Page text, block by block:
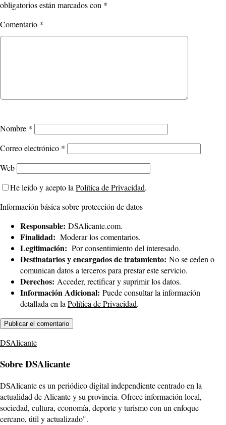
obligatorios están marcados con *
Comentario *
Nombre *
Correo electrónico *
Web
He leído y acepto la Política de Privacidad.
Información básica sobre protección de datos
Responsable: DSAlicante.com.
Finalidad: Moderar los comentarios.
Legitimación: Por consentimiento del interesado.
Destinatarios y encargados de tratamiento: No se ceden o
comunican datos a terceros para prestar este servicio.
Derechos: Acceder, rectificar y suprimir los datos.
Información Adicional: Puede consultar la información
detallada en la Política de Privacidad.
DSAlicante
Sobre DSAlicante
DSAlicante es un periódico digital independiente centrado en la
actualidad de Alicante y su provincia. Ofrece información local,
sociedad, cultura, economía, deporte y turismo con un enfoque
cercano, útil y actualizado".